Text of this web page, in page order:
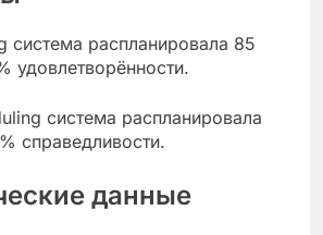
система распланировала 85
удовлетворённости.
система распланировала
справедливости.
данные